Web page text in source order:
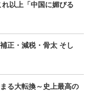
れ以上「中国に媚びる
正・減税・骨太 そし
る大転換～史上最高の